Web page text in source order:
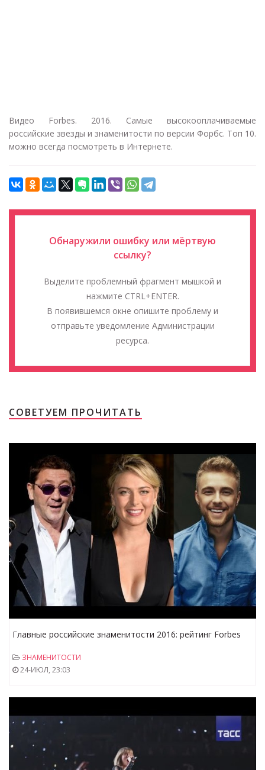
Видео Forbes. 2016. Самые высокооплачиваемые
российские звезды и знаменитости по версии Форбс. Топ 10.
можно всегда посмотреть в Интернете.
Обнаружили ошибку или мёртвую
ссылку?
Выделите проблемный фрагмент мышкой и
нажмите CTRL+ENTER.
В появившемся окне опишите проблему и
отправьте уведомление Администрации
ресурса.
СОВЕТУЕМ ПРОЧИТАТЬ
Главные российские знаменитости 2016: рейтинг Forbes
ЗНАМЕНИТОСТИ
24-ИЮЛ, 23:03